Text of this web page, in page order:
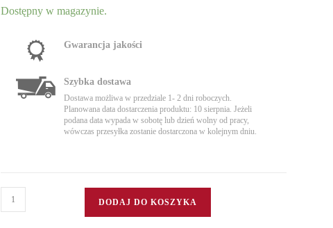
Dostępny w magazynie.
Gwarancja jakości
Szybka dostawa
Dostawa możliwa w przedziale 1- 2 dni roboczych.
Planowana data dostarczenia produktu: 10 sierpnia. Jeżeli
podana data wypada w sobotę lub dzień wolny od pracy,
wówczas przesyłka zostanie dostarczona w kolejnym dniu.
ilość
Porcelanowy
DODAJ DO KOSZYKA